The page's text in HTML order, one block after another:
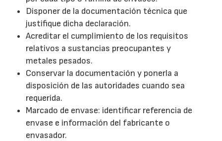
Disponer de la documentación técnica que
justifique dicha declaración.
Acreditar el cumplimiento de los requisitos
relativos a sustancias preocupantes y
metales pesados.
Conservar la documentación y ponerla a
disposición de las autoridades cuando sea
requerida.
Marcado de envase: identificar referencia de
envase e información del fabricante o
envasador.